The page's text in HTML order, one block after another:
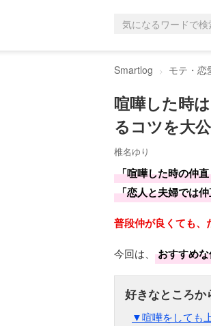
Smartlog モテ・恋
喧嘩した時
るコツを大
椎名ゆり
「喧嘩した時の仲
「恋人と夫婦では
普段仲が良くても、
今回は、 おすすめ
▼喧嘩をしても